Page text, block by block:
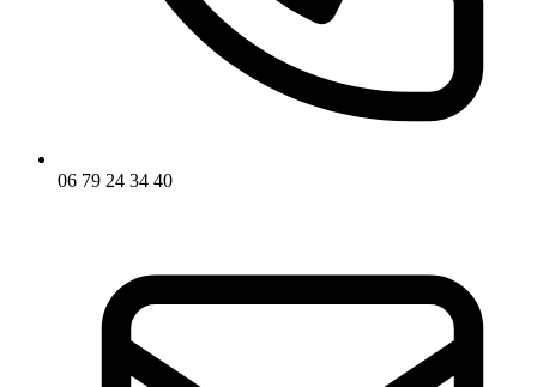
06 79 24 34 40